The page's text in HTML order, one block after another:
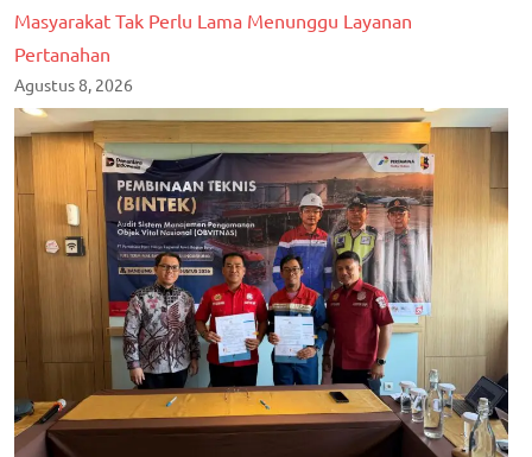
Masyarakat Tak Perlu Lama Menunggu Layanan
Pertanahan
Agustus 8, 2026